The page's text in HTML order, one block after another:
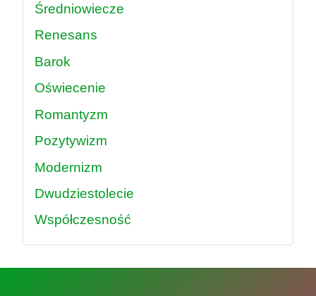
Średniowiecze
Renesans
Barok
Oświecenie
Romantyzm
Pozytywizm
Modernizm
Dwudziestolecie
Współczesność